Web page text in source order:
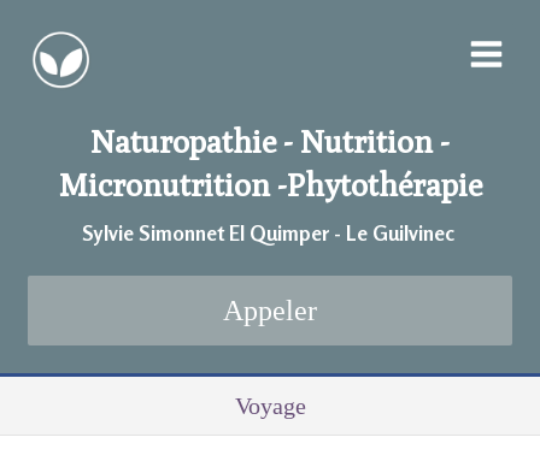
Naturopathie - Nutrition -
Micronutrition -Phytothérapie
Sylvie Simonnet EI Quimper - Le Guilvinec
Appeler
Voyage